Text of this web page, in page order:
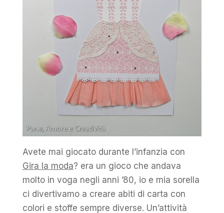
Avete mai giocato durante l’infanzia con
Gira la moda? era un gioco che andava
molto in voga negli anni ’80, io e mia sorella
ci divertivamo a creare abiti di carta con
colori e stoffe sempre diverse. Un’attività